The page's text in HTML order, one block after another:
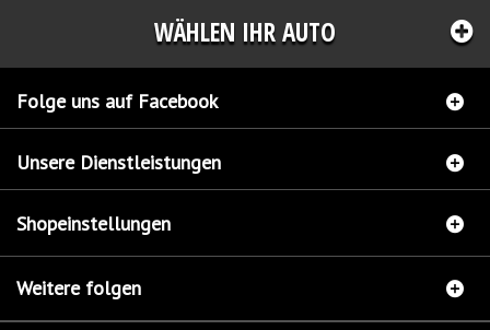
WÄHLEN IHR AUTO
Folge uns auf Facebook
Unsere Dienstleistungen
Shopeinstellungen
Weitere folgen